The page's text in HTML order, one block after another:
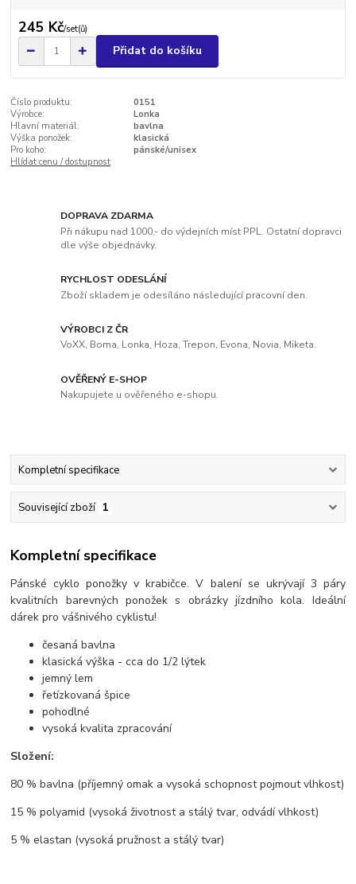
245 Kč/set(ů)
Přidat do košíku
Číslo produktu:
0151
Výrobce:
Lonka
Hlavní materiál:
bavlna
Výška ponožek:
klasická
Pro koho:
pánské/unisex
Hlídat cenu / dostupnost
DOPRAVA ZDARMA
Při nákupu nad 1000,- do výdejních míst PPL. Ostatní dopravci
dle výše objednávky.
RYCHLOST ODESLÁNÍ
Zboží skladem je odesíláno následující pracovní den.
VÝROBCI Z ČR
VoXX, Boma, Lonka, Hoza, Trepon, Evona, Novia, Miketa.
OVĚŘENÝ E-SHOP
Nakupujete u ověřeného e-shopu.
Kompletní specifikace
Související zboží 1
Kompletní specifikace
Pánské cyklo ponožky v krabičce. V balení se ukrývají 3 páry
kvalitních barevných ponožek s obrázky jízdního kola. Ideální
dárek pro vášnivého cyklistu!
česaná bavlna
klasická výška - cca do 1/2 lýtek
jemný lem
řetízkovaná špice
pohodlné
vysoká kvalita zpracování
Složení:
80 % bavlna (příjemný omak a vysoká schopnost pojmout vlhkost)
15 % polyamid (vysoká životnost a stálý tvar, odvádí vlhkost)
5 % elastan (vysoká pružnost a stálý tvar)